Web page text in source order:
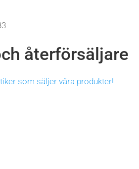
återförsäljare
som säljer våra produkter!